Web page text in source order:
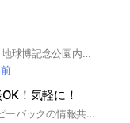
愛知県長久手市、愛・地球博記念公園内にオープンした ジブリパークの情報や、ジブリ好きの人たちの 交流の場所となることを願っています。 プレオープンから現在の様子やチケット購入のコツなど 話しかけてみてください😄 パークイン時のレポートあります！ 忘れ物ベンチMAP もどこよりも早く完成しました⭐️ パーク以外にも 三鷹の森ジブリ美術館、展覧会、 グッズ、映画の名言シリーズなど話題豊富です。 お気軽に入室してください😘 ROM専さんも大歓迎です ジブリパーク ジブリパークとジブリ展 三鷹の森美術館 どんぐり共和国 当落発表 プレオープン #ジブリパーク
！気軽に！
2025年度の福袋ハッピーバックの情報共有オープンチャットです。 強制ではありませんが、 よろしければ名前の後に@をつけて、お住まいの地方名をお付けください。 (福袋報告共有迅速化のため) 例 田中圭@東京都 向井理@新宿 堀北真希@関東